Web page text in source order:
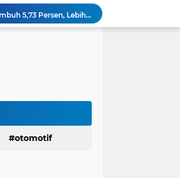
Pemkot Siapkan 100 Armada Pengangkut Sampah Bila TPPAS Legok Nangka Beroperasi
Menaker: ASN Kemnaker Harus Hadirkan Dampak Nyata bagi Masyarakat
otomotif